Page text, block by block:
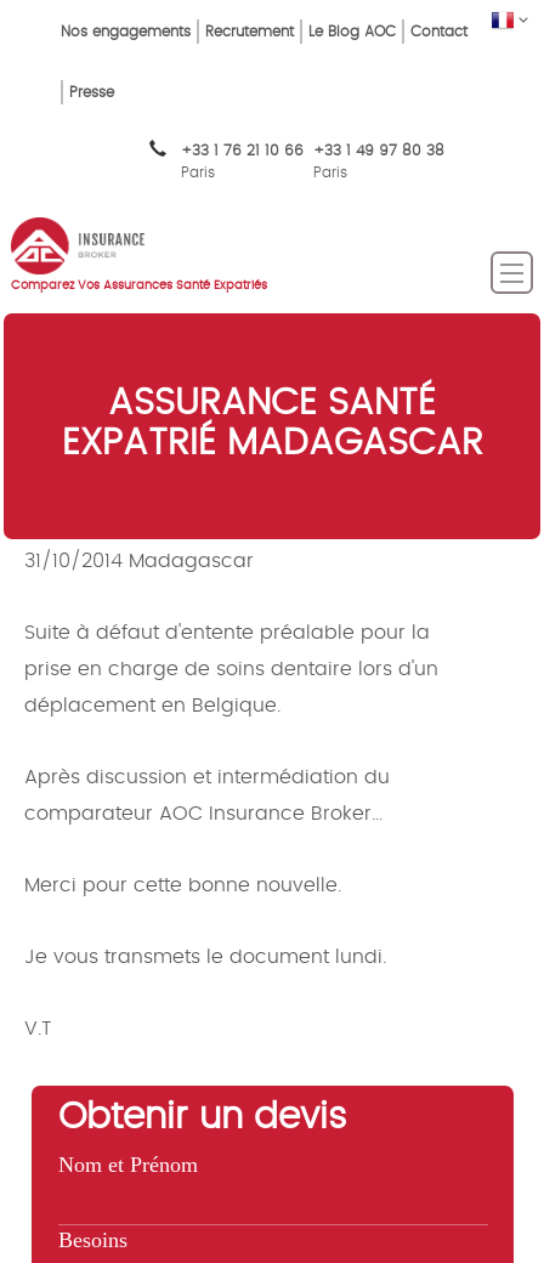
content
FR
Top
Menu
FR
Nos engagements Recrutement Le Blog AOC Contact
Presse
+33 1 76 21 10 66
Paris
+33 1 49 97 80 38
Paris
Comparez Vos Assurances Santé Expatriés
ASSURANCE SANTÉ
EXPATRIÉ MADAGASCAR
31/10/2014 Madagascar
Suite à défaut d'entente préalable pour la
prise en charge de soins dentaire lors d'un
déplacement en Belgique.
Après discussion et intermédiation du
comparateur AOC Insurance Broker...
Merci pour cette bonne nouvelle.
Je vous transmets le document lundi.
V.T
Obtenir un devis
Nom et Prénom
Besoins